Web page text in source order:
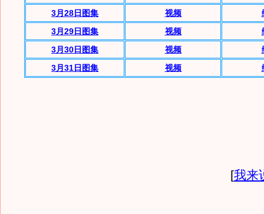
3月 28日图集 视频
3月 29日图集 视频
3月 30日图集 视频
3月 31日图集 视频
[我来